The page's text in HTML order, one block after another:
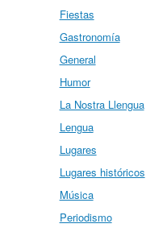
Fiestas
Gastronomía
General
Humor
La Nostra Llengua
Lengua
Lugares
Lugares históricos
Música
Periodismo